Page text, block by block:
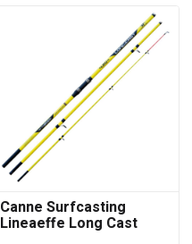
Canne Surfcasting
Lineaeffe Long Cast